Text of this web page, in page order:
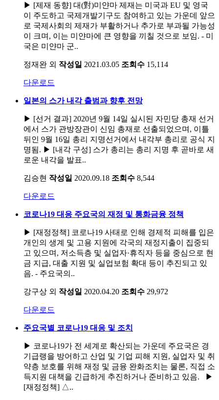
▶ [제재 동향] 대(對)미얀마 제재는 미국과 EU 및 영국
이 주도하고 국제개발기구도 참여하고 있는 가운데 앞으
로 국제사회의 제재가 부활하거나 추가로 부과될 가능성
이 크며, 이는 미얀마에 큰 영향을 끼칠 것으로 보임. - 미
국은 미얀마 군..
정재완 외 작성일 2021.03.05 조회수 15,114
다운로드
일본의 스가 내각 출범과 향후 전망
▶ [선거 결과] 2020년 9월 14일 실시된 자민당 총재 선거
에서 스가 관방장관이 신임 총재로 선출되었으며, 이틀
뒤인 9월 16일 총리 지명선거에서 내각부 총리로 공식 지
명됨. ▶ [내각 구성] 스가 총리는 총리 지명 후 곧바로 새
로운 내각을 발표..
김승현 작성일 2020.09.18 조회수 8,544
다운로드
코로나19 대응 주요국의 재정 및 통화금융 정책
▶ [재정정책] 코로나19 사태로 인해 경제적 피해를 입은
개인의 생계 및 고용 지원에 각국의 재정지출이 집중되
고 있으며, 저소득층 및 실업자·휴직자 등을 중심으로 현
금 지급, 대출 지원 및 실업보험 확대 등이 추진되고 있
음. - 주요국의..
강구상 외 작성일 2020.04.20 조회수 29,972
다운로드
주요국별 코로나19 대응 및 조치
▶ 코로나19가 전 세계로 확산되는 가운데 주요국은 경
기급랭을 방어하고 산업 및 기업 피해 지원, 실업자 및 취
약층 보호를 위해 재정 및 금융 완화조치는 물론, 직접 소
득지원 대책을 긴급하게 추진하거나 준비하고 있음. ▶
[재정정책] △..